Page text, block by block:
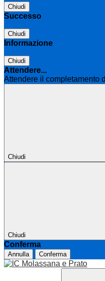
Chiudi
Successo
Chiudi
Informazione
Chiudi
Attendere...
Attendere il completamento
Chiudi
Chiudi
Conferma
Annulla Conferma